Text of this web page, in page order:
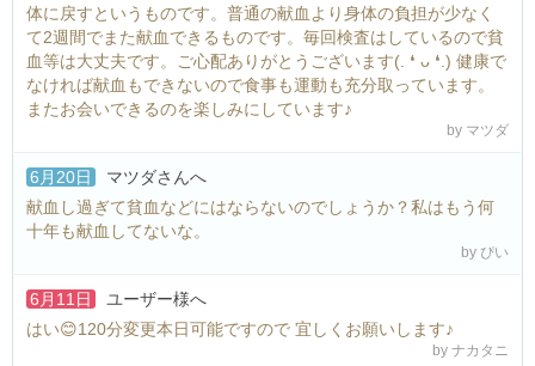
体に戻すというものです。普通の献血より身体の負担が少なく
て2週間でまた献血できるものです。毎回検査はしているので貧
血等は大丈夫です。ご心配ありがとうございます(⁠.⁠ ⁠❛⁠ ⁠ᴗ⁠ ⁠❛⁠.⁠) 健康で
なければ献血もできないので食事も運動も充分取っています。
またお会いできるのを楽しみにしています♪
by マツダ
6月20日 マツダさんへ
献血し過ぎて貧血などにはならないのでしょうか？私はもう何
十年も献血してないな。
by ぴい
6月11日 ユーザー様へ
はい😊120分変更本日可能ですので 宜しくお願いします♪
by ナカタニ